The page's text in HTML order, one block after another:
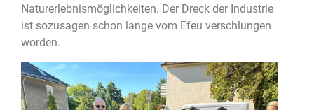
Naturerlebnismöglichkeiten. Der Dreck der Industrie
ist sozusagen schon lange vom Efeu verschlungen
worden.